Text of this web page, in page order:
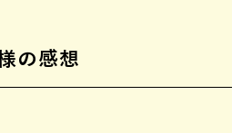
の感想